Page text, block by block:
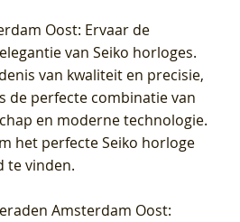
Oost: Ervaar de
van Seiko horloges.
van kwaliteit en precisie,
de perfecte combinatie van
en moderne technologie.
het perfecte Seiko horloge
te vinden.
Amsterdam Oost: